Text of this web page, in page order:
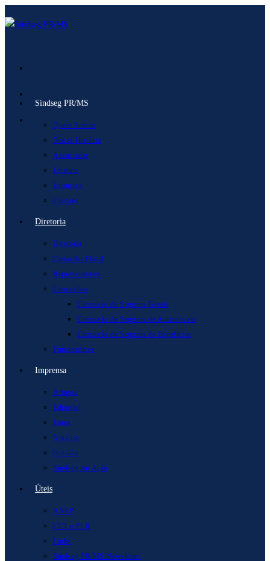
para
Sindseg PR/MS
Quem Somos
Nossa História
Associadas
Estatuto
Estrutura
Contato
Diretoria
Diretoria
Conselho Fiscal
Representantes
Comissões
Comissão de Seguros Gerais
Comissão de Seguros de Automóveis
Comissão de Seguros de Benefícios
Funcionários
Imprensa
Artigos
Editorial
Fotos
Notícias
Opinião
Sindseg em Ação
Úteis
ANSP
CCT e PLR
Links
Sindseg PR/MS Newsletter